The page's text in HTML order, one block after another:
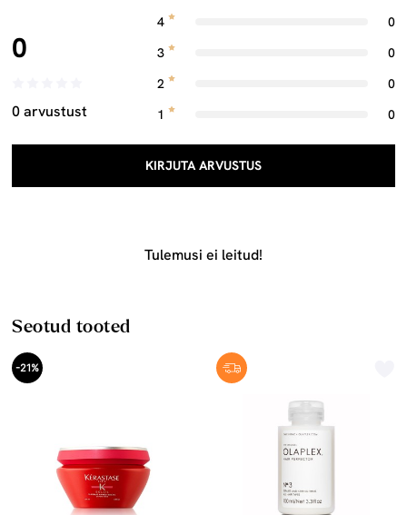
0
0 arvustust
4
0
3
0
2
0
1
0
KIRJUTA ARVUSTUS
Tulemusi ei leitud!
Seotud tooted
-21%